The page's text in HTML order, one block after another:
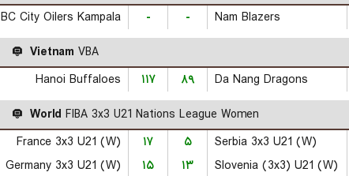
BC City Oilers Kampala
- - Nam Blazers
Vietnam VBA
Hanoi Buffaloes
۱۱۷ ۸۹ Da Nang Dragons
World FIBA 3x3 U21 Nations League Women
France 3x3 U21 (W)
۱۷ ۵ Serbia 3x3 U21 (W)
Germany 3x3 U21 (W)
۱۵ ۱۳ Slovenia (3x3) U21 (W)